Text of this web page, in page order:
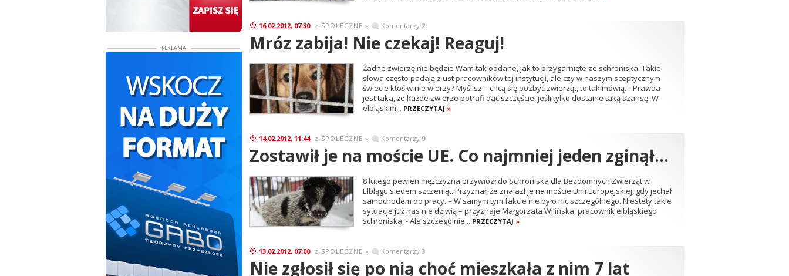
REKLAMA
16.02.2012, 07:30 z SPOŁECZNE » Komentarzy 2
Mróz zabija! Nie czekaj! Reaguj!
Żadne zwierzę nie będzie Wam tak oddane, jak to przygarnięte ze schroniska. Takie
słowa często padają z ust pracowników tej instytucji, ale czy w naszym sceptycznym
świecie ktoś w nie wierzy? Myślisz – chcą się pozbyć zwierząt, to tak mówią… Prawda
jest taka, że każde zwierze potrafi dać szczęście, jeśli tylko dostanie taką szansę. W
elbląskim... PRZECZYTAJ »
14.02.2012, 11:44 z SPOŁECZNE » Komentarzy 9
Zostawił je na moście UE. Co najmniej jeden zginął…
8 lutego pewien mężczyzna przywiózł do Schroniska dla Bezdomnych Zwierząt w
Elblągu siedem szczeniąt. Przyznał, że znalazł je na moście Unii Europejskiej, gdy jechał
samochodem do pracy. – W samym tym fakcie nie było nic szczególnego. Niestety takie
sytuacje już nas nie dziwią – przyznaje Małgorzata Wilińska, pracownik elbląskiego
schroniska. - Ale szczególnie... PRZECZYTAJ »
13.02.2012, 07:00 z SPOŁECZNE » Komentarzy 3
Nie zgłosił się po nią choć mieszkała z nim 7 lat